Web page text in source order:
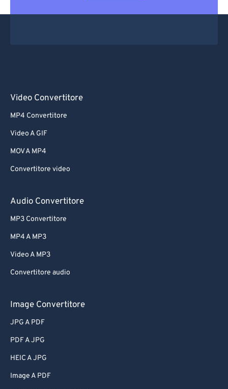
Video Convertitore
MP4 Convertitore
Video A GIF
MOV A MP4
Convertitore video
Audio Convertitore
MP3 Convertitore
MP4 A MP3
Video A MP3
Convertitore audio
Image Convertitore
JPG A PDF
PDF A JPG
HEIC A JPG
Image A PDF